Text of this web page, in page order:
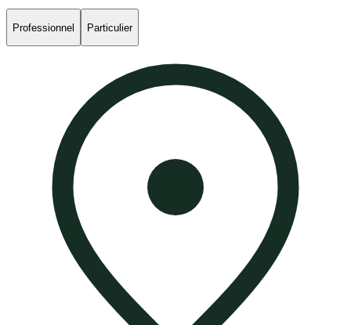
Professionnel Particulier